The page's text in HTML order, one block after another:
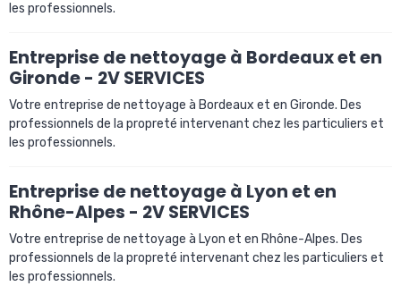
les professionnels.
Entreprise de nettoyage à Bordeaux et en
Gironde - 2V SERVICES
Votre entreprise de nettoyage à Bordeaux et en Gironde. Des
professionnels de la propreté intervenant chez les particuliers et
les professionnels.
Entreprise de nettoyage à Lyon et en
Rhône-Alpes - 2V SERVICES
Votre entreprise de nettoyage à Lyon et en Rhône-Alpes. Des
professionnels de la propreté intervenant chez les particuliers et
les professionnels.